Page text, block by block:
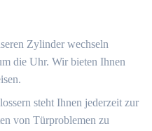
Zylinder wechseln
die Uhr.​ Wir bieten Ihnen
steht Ihnen jederzeit zur
von Türproblemen zu